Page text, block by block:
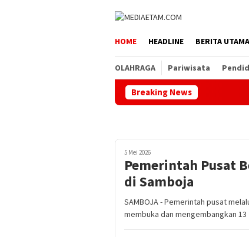
HOME HEADLINE BERITA UTAMA
OLAHRAGA Pariwisata
Breaking News
5 Mei 2026
Pemerintah Pusat
di Samboja
SAMBOJA - Pemerintah pusat
membuka dan mengembangkan